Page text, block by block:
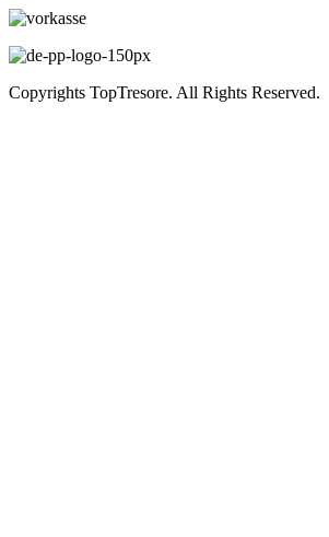
Copyrights TopTresore. All Rights Reserved.